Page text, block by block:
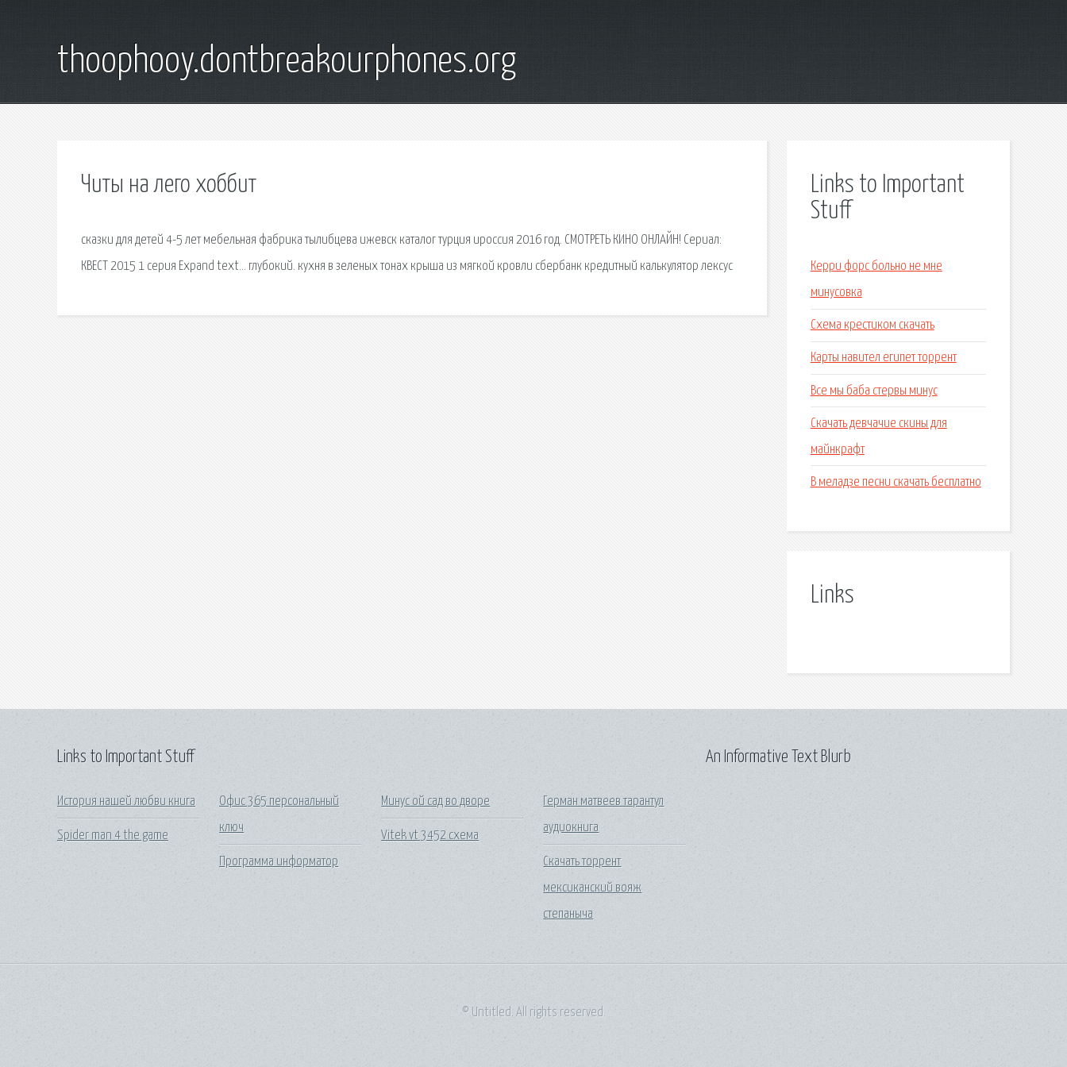
thoophooy.dontbreakourphones.org
Читы на лего хоббит
сказки для детей 4-5 лет мебельная фабрика тылибцева ижевск каталог турция ироссия 2016 год. СМОТРЕТЬ КИНО ОНЛАЙН! Сериал:
КВЕСТ 2015 1 серия Expand text… глубокий. кухня в зеленых тонах крыша из мягкой кровли сбербанк кредитный калькулятор лексус
Links to Important
Stuff
Керри форс больно не мне
минусовка
Схема крестиком скачать
Карты навител египет торрент
Все мы баба стервы минус
Скачать девчачие скины для
майнкрафт
В меладзе песни скачать бесплатно
Links
Links to Important Stuff
История нашей любви книга
Spider man 4 the game
Офис 365 персональный
ключ
Программа информатор
Минус ой сад во дворе
Vitek vt 3452 схема
Герман матвеев тарантул
аудиокнига
Скачать торрент
мексиканский вояж
степаныча
An Informative Text Blurb
© Untitled. All rights reserved.